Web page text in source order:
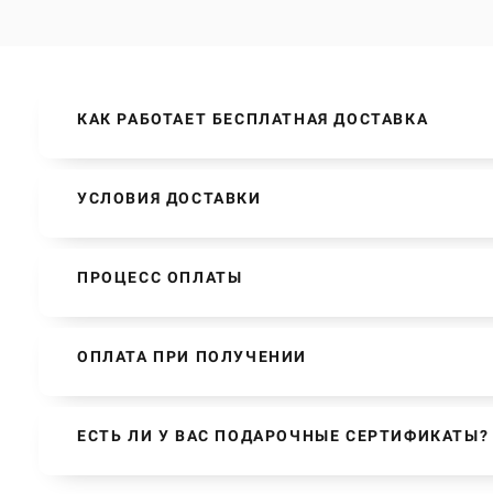
КАК РАБОТАЕТ БЕСПЛАТНАЯ ДОСТАВКА
УСЛОВИЯ ДОСТАВКИ
ПРОЦЕСС ОПЛАТЫ
ОПЛАТА ПРИ ПОЛУЧЕНИИ
ЕСТЬ ЛИ У ВАС ПОДАРОЧНЫЕ СЕРТИФИКАТЫ?